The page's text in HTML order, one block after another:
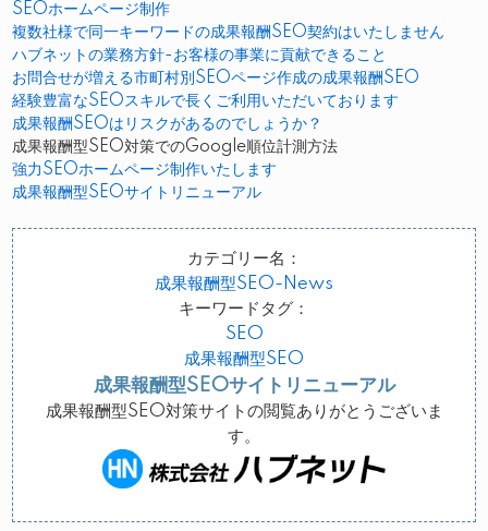
SEOホームページ制作
複数社様で同一キーワードの成果報酬SEO契約はいたしません
ハブネットの業務方針-お客様の事業に貢献できること
お問合せが増える市町村別SEOページ作成の成果報酬SEO
経験豊富なSEOスキルで長くご利用いただいております
成果報酬SEOはリスクがあるのでしょうか？
成果報酬型SEO対策でのGoogle順位計測方法
強力SEOホームページ制作いたします
成果報酬型SEOサイトリニューアル
カテゴリー名：
成果報酬型SEO-News
キーワードタグ：
SEO
成果報酬型SEO
成果報酬型SEOサイトリニューアル
成果報酬型SEO対策サイトの閲覧ありがとうございま
す。